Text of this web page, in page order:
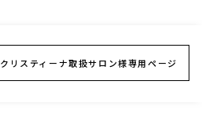
クリスティーナ取扱サロン様専用ページ